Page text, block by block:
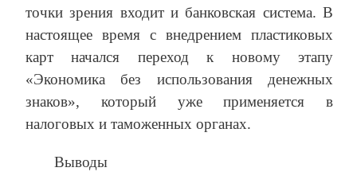
точки зрения входит и банковская система. В
настоящее время с внедрением пластиковых
карт начался переход к новому этапу
«Экономика без использования денежных
знаков», который уже применяется в
налоговых и таможенных органах.
Выводы